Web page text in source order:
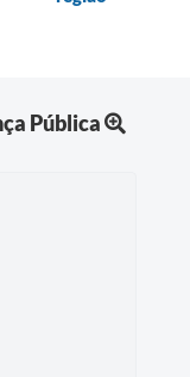
Pública